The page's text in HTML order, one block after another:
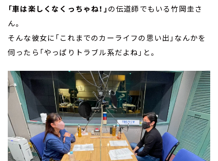
「車は楽しくなくっちゃね！」の伝道師でもいる竹岡圭さ
ん。
そんな彼女に「これまでのカーライフの思い出」なんかを
伺ったら「やっぱりトラブル系だよね」と。